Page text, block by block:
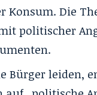
Konsum. Die
politischer
Bürger leiden,